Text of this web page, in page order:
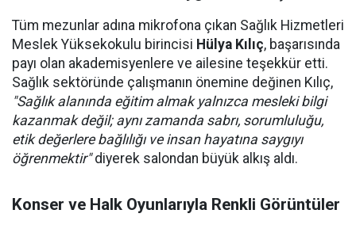
Tüm mezunlar adına mikrofona çıkan Sağlık Hizmetleri
Meslek Yüksekokulu birincisi Hülya Kılıç, başarısında
payı olan akademisyenlere ve ailesine teşekkür etti.
Sağlık sektöründe çalışmanın önemine değinen Kılıç,
"Sağlık alanında eğitim almak yalnızca mesleki bilgi
kazanmak değil; aynı zamanda sabrı, sorumluluğu,
etik değerlere bağlılığı ve insan hayatına saygıyı
öğrenmektir"diyerek salondan büyük alkış aldı.
Konser ve Halk Oyunlarıyla Renkli Görüntüler